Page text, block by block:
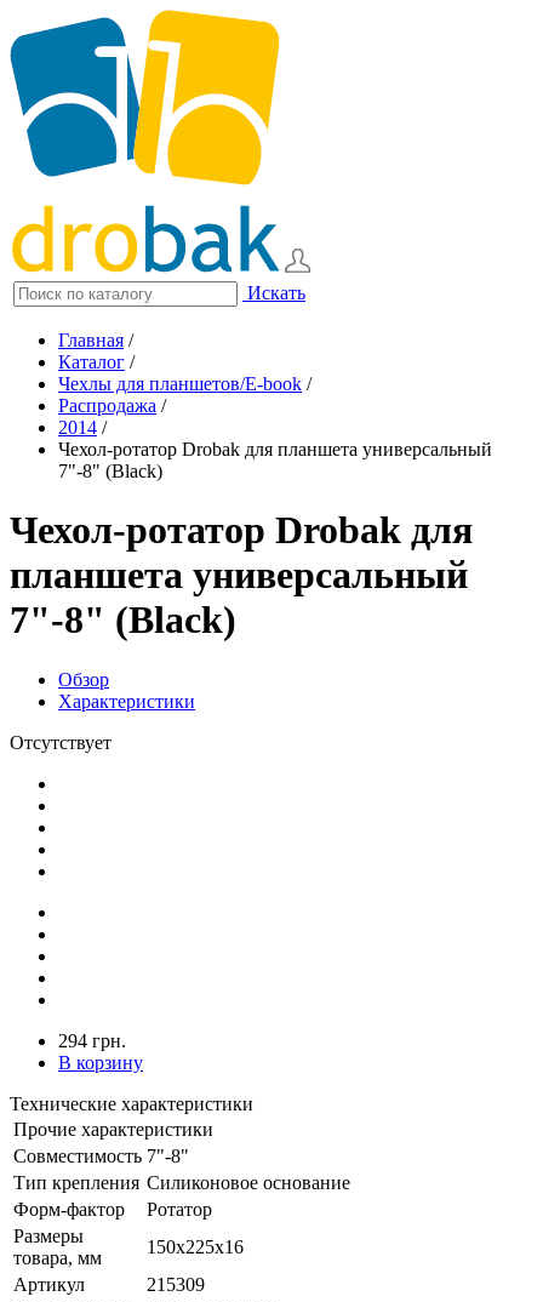
Искать
Главная /
Каталог /
Чехлы для планшетов/E-book /
Распродажа /
2014 /
Чехол-ротатор Drobak для планшета универсальный
7"-8" (Black)
Чехол-ротатор Drobak для
планшета универсальный
7"-8" (Black)
Обзор
Характеристики
Отсутствует
294 грн.
В корзину
Технические характеристики
Прочие характеристики
Совместимость 7"-8"
Тип крепления Силиконовое основание
Форм-фактор
Ротатор
Размеры
товара, мм
150х225x16
Артикул
215309